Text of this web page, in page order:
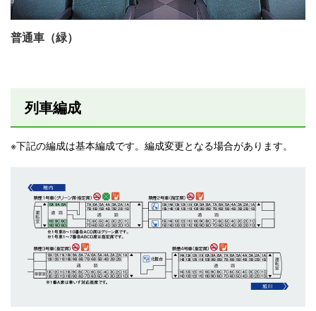
普通車（緑）
列車編成
※下記の編成は基本編成です。編成変更となる場合があります。